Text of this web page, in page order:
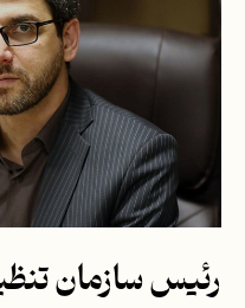
رئیس سازمان